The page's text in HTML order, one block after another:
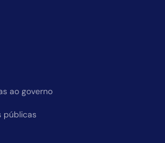
ao governo
públicas